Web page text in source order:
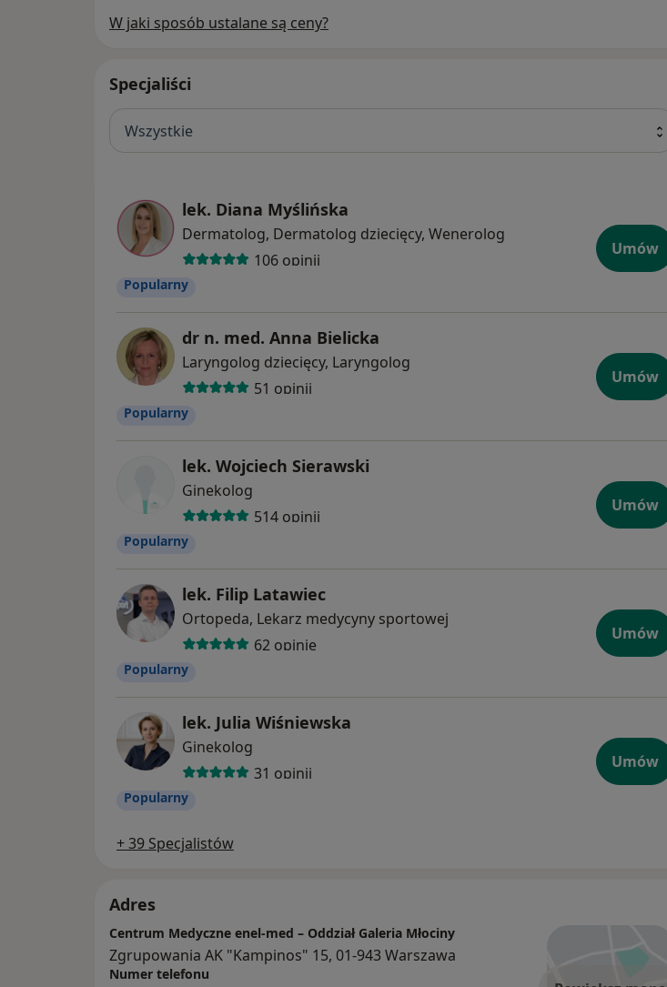
W jaki sposób ustalane są ceny?
Specjaliści
Wszystkie
lek. Diana Myślińska
Dermatolog, Dermatolog dziecięcy, Wenerolog
106 opinii
Popularny
Umów
dr n. med. Anna Bielicka
Laryngolog dziecięcy, Laryngolog
51 opinii
Popularny
Umów
lek. Wojciech Sierawski
Ginekolog
514 opinii
Popularny
Umów
lek. Filip Latawiec
Ortopeda, Lekarz medycyny sportowej
62 opinie
Popularny
Umów
lek. Julia Wiśniewska
Ginekolog
31 opinii
Popularny
Umów
+ 39 Specjalistów
Adres
Centrum Medyczne enel-med – Oddział Galeria Młociny
Zgrupowania AK "Kampinos" 15, 01-943 Warszawa
Numer telefonu